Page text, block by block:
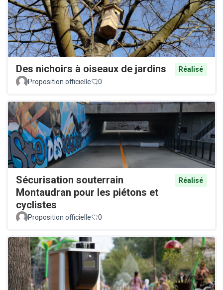
Des nichoirs à oiseaux de jardins
Réalisé
Proposition officielle
0
Sécurisation souterrain
Montaudran pour les piétons et
cyclistes
Réalisé
Proposition officielle 0